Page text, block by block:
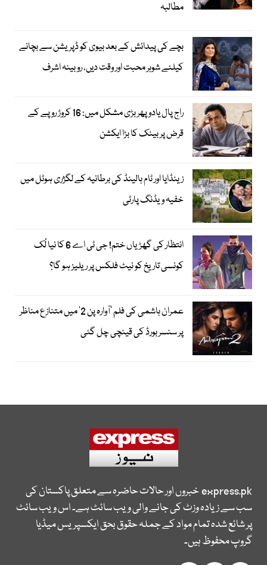
مطالبہ
بچے کی پیدائش کے بعد بیوی کو ڈپریشن سے بچانے
کیلئے شوہر محبت اور وقت دیں، روبینہ اشرف
راج پال یادو پھر بڑی مشکل میں: 16 کروڑ روپے کے
قرض پر بینک کا بڑا ایکشن
زینڈایا اور ٹام ہالینڈ کی برطانیہ کے لگژری ہوٹل میں
خفیہ ویڈنگ پارٹی
انتظار کی گھڑیاں ختم! جی ٹی اے 6 کا نیا لُک
کونسی تاریخ کو نیٹ فلکس پر ریلیز ہو گا؟
عمران ہاشمی کی فلم ’آوارہ پن 2‘ میں متنازع مناظر
پر سنسر بورڈ کی قینچی چل گئی
express.pkخبروں اور حالات حاضرہ سے متعلق پاکستان کی
سب سے زیادہ وزٹ کی جانے والی ویب سائٹ ہے۔ اس ویب سائٹ
پر شائع شدہ تمام مواد کے جملہ حقوق بحق ایکسپریس میڈیا
گروپ محفوظ ہیں۔